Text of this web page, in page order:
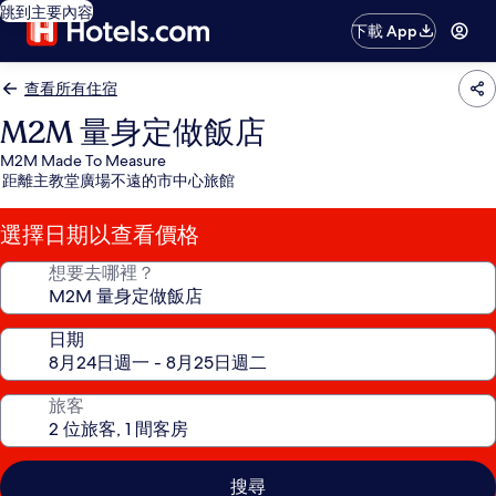
跳到主要內容
下載 App
查看所有住宿
M2M 量身定做飯店
M2M Made To Measure
距離主教堂廣場不遠的市中心旅館
選擇日期以查看價格
想要去哪裡？
日期
旅客
搜尋